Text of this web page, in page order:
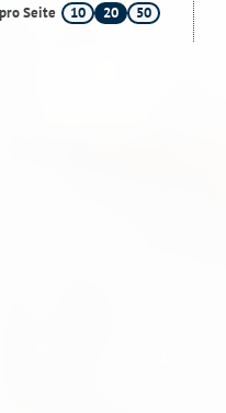
Seite 10 20 50